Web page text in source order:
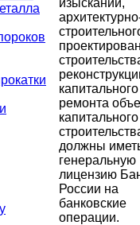
капитального
ремонта
капитального
должны
генеральную
лицензию
России на
банковские
операции.